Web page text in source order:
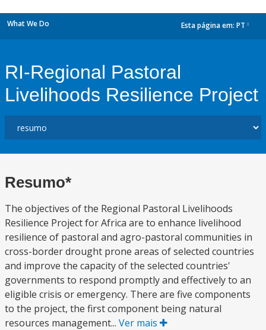
What We Do Esta página em: PT
RI-Regional Pastoral
Livelihoods Resilience Project
Resumo*
The objectives of the Regional Pastoral Livelihoods
Resilience Project for Africa are to enhance livelihood
resilience of pastoral and agro-pastoral communities in
cross-border drought prone areas of selected countries
and improve the capacity of the selected countries'
governments to respond promptly and effectively to an
eligible crisis or emergency. There are five components
to the project, the first component being natural
resources management... Ver mais